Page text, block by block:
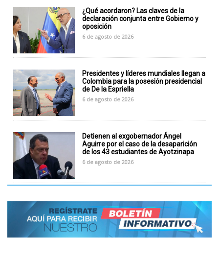
¿Qué acordaron? Las claves de la
declaración conjunta entre Gobierno y
oposición
6 de agosto de 2026
Presidentes y líderes mundiales llegan a
Colombia para la posesión presidencial
de De la Espriella
6 de agosto de 2026
Detienen al exgobernador Ángel
Aguirre por el caso de la desaparición
de los 43 estudiantes de Ayotzinapa
6 de agosto de 2026